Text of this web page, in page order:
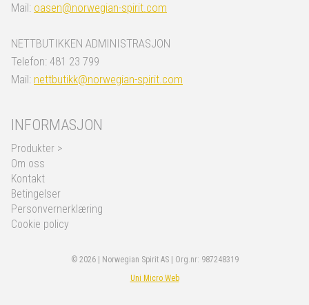
Mail: oasen@norwegian-spirit.com
NETTBUTIKKEN ADMINISTRASJON
Telefon: 481 23 799
Mail: nettbutikk@norwegian-spirit.com
INFORMASJON
Produkter >
Om oss
Kontakt
Betingelser
Personvernerklæring
Cookie policy
© 2026 | Norwegian Spirit AS | Org.nr: 987248319
Uni Micro Web